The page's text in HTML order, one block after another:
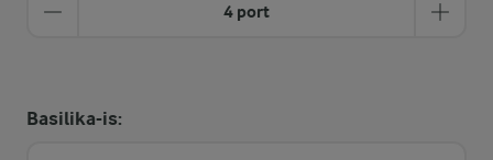
4 port
Basilika-is: